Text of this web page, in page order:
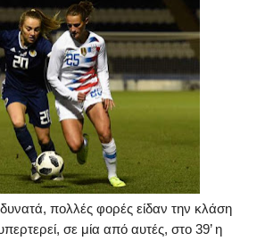
πολλές φορές είδαν την κλάση
σε μία από αυτές, στο 39’η